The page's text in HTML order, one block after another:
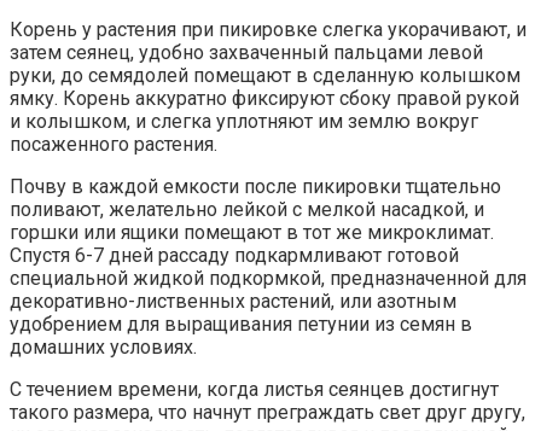
Корень у растения при пикировке слегка укорачивают, и
затем сеянец, удобно захваченный пальцами левой
руки, до семядолей помещают в сделанную колышком
ямку. Корень аккуратно фиксируют сбоку правой рукой
и колышком, и слегка уплотняют им землю вокруг
посаженного растения.
Почву в каждой емкости после пикировки тщательно
поливают, желательно лейкой с мелкой насадкой, и
горшки или ящики помещают в тот же микроклимат.
Спустя 6-7 дней рассаду подкармливают готовой
специальной жидкой подкормкой, предназначенной для
декоративно-лиственных растений, или азотным
удобрением для выращивания петунии из семян в
домашних условиях.
С течением времени, когда листья сеянцев достигнут
такого размера, что начнут преграждать свет друг другу,